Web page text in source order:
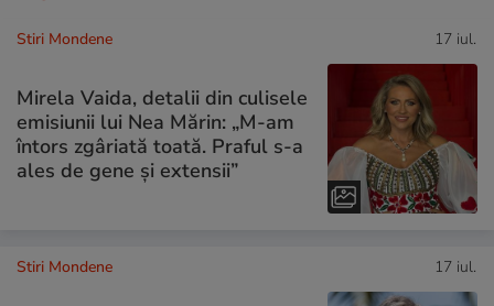
Stiri Mondene 17 iul.
Mirela Vaida, detalii din culisele
emisiunii lui Nea Mărin: „M-am
întors zgâriată toată. Praful s-a
ales de gene și extensii”
Stiri Mondene 17 iul.